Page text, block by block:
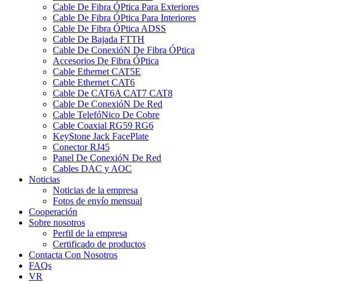
Cable De Fibra ÓPtica Para Exteriores
Cable De Fibra ÓPtica Para Interiores
Cable De Fibra ÓPtica ADSS
Cable De Bajada FTTH
Cable De ConexióN De Fibra ÓPtica
Accesorios De Fibra ÓPtica
Cable Ethernet CAT5E
Cable Ethernet CAT6
Cable De CAT6A CAT7 CAT8
Cable De ConexióN De Red
Cable TelefóNico De Cobre
Cable Coaxial RG59 RG6
KeyStone Jack FacePlate
Conector RJ45
Panel De ConexióN De Red
Cables DAC y AOC
Noticias
Noticias de la empresa
Fotos de envío mensual
Cooperación
Sobre nosotros
Perfil de la empresa
Certificado de productos
Contacta Con Nosotros
FAQs
VR